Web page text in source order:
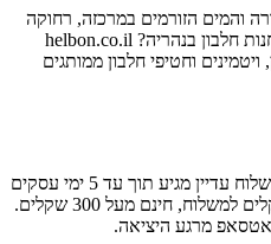
והמים הזורמים במרכזה, רחוקה
מהמרכז אבל לא מאיתנו. מחפשים חנות חלבון בנהריה? helbon.co.il
וחטיפי חלבון ממותגים
נהריה נמצאת בקצה הצפון, אבל המשלוח עדיין מגיע תוך עד 5 ימי עסקים
(בדרך כלל הרבה יותר מהר). 29 שקלים למשלוח, חינם מעל 300 שקלים.